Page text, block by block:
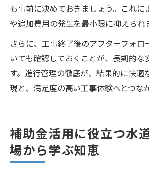
も事前に決めておきましょう。これに
や追加費用の発生を最小限に抑えられ
さらに、工事終了後のアフターフォロ
いても確認しておくことが、長期的な
す。進行管理の徹底が、結果的に快適
現と、満足度の高い工事体験へとつな
補助金活用に役立つ水
場から学ぶ知恵